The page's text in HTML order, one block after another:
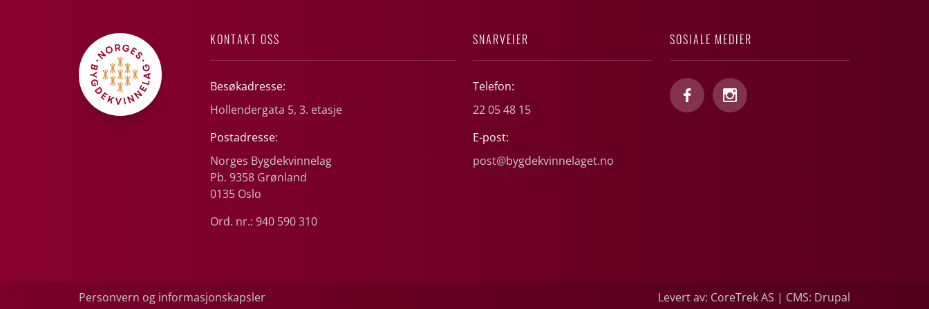
KONTAKT OSS
Besøkadresse:
Hollendergata 5, 3. etasje
Postadresse:
Norges Bygdekvinnelag
Pb. 9358 Grønland
0135 Oslo
Ord. nr.: 940 590 310
SNARVEIER
Telefon:
22 05 48 15
E-post:
post@bygdekvinnelaget.no
SOSIALE MEDIER
Personvern og informasjonskapsler Levert av: CoreTrek AS | CMS: Drupal